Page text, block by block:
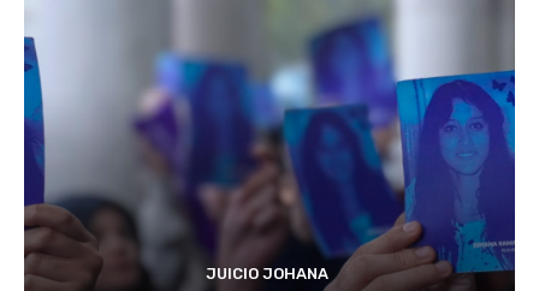
JUICIO JOHANA